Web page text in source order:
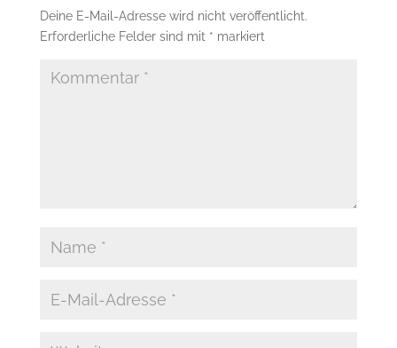
Deine E-Mail-Adresse wird nicht veröffentlicht.
Erforderliche Felder sind mit * markiert